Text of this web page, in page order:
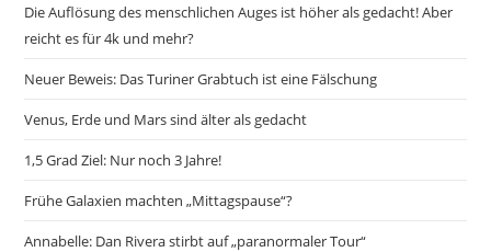
Die Auflösung des menschlichen Auges ist höher als gedacht! Aber
reicht es für 4k und mehr?
Neuer Beweis: Das Turiner Grabtuch ist eine Fälschung
Venus, Erde und Mars sind älter als gedacht
1,5 Grad Ziel: Nur noch 3 Jahre!
Frühe Galaxien machten „Mittagspause“?
Annabelle: Dan Rivera stirbt auf „paranormaler Tour“